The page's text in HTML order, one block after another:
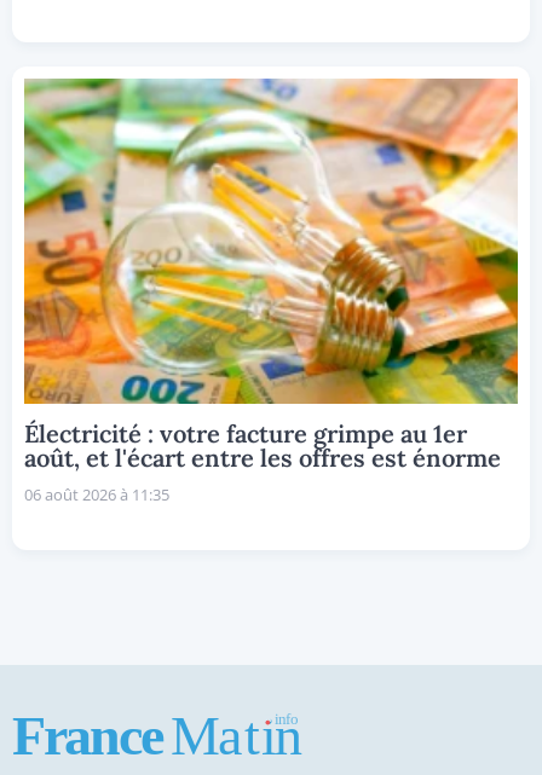
Électricité : votre facture grimpe au 1er
août, et l'écart entre les offres est énorme
06 août 2026 à 11:35